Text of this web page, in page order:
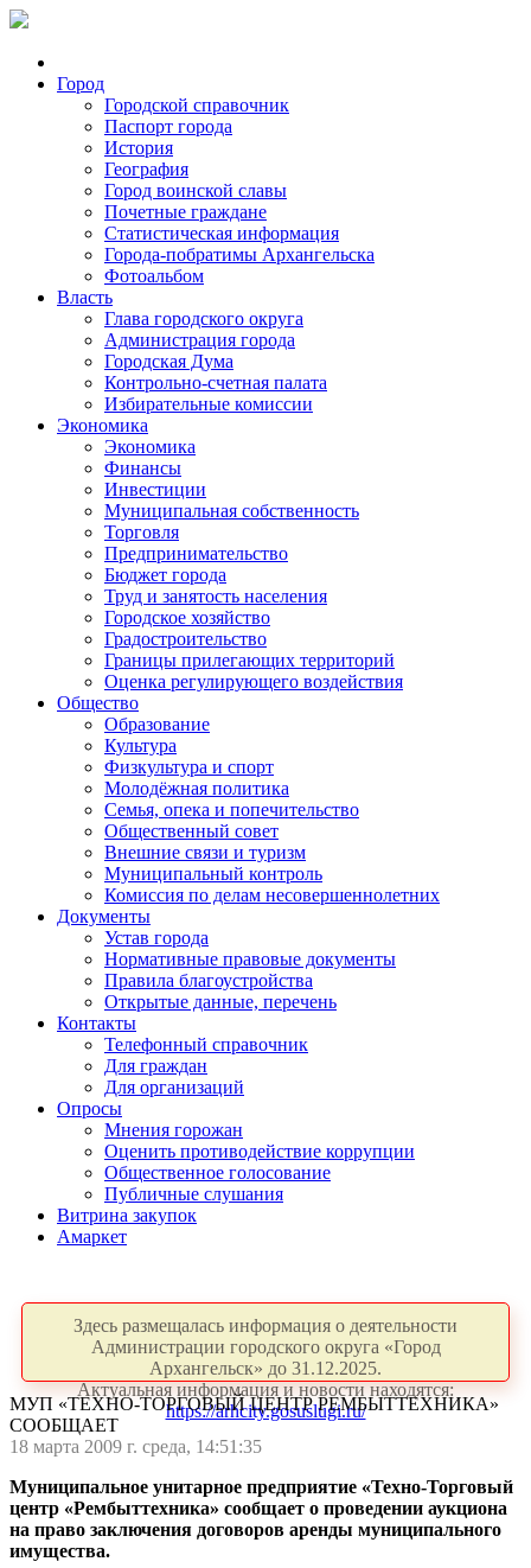
Город
Городской справочник
Паспорт города
История
География
Город воинской славы
Почетные граждане
Статистическая информация
Города-побратимы Архангельска
Фотоальбом
Власть
Глава городского округа
Администрация города
Городская Дума
Контрольно-счетная палата
Избирательные комиссии
Экономика
Экономика
Финансы
Инвестиции
Муниципальная собственность
Торговля
Предпринимательство
Бюджет города
Труд и занятость населения
Городское хозяйство
Градостроительство
Границы прилегающих территорий
Оценка регулирующего воздействия
Общество
Образование
Культура
Физкультура и спорт
Молодёжная политика
Семья, опека и попечительство
Общественный совет
Внешние связи и туризм
Муниципальный контроль
Комиссия по делам несовершеннолетних
Документы
Устав города
Нормативные правовые документы
Правила благоустройства
Открытые данные, перечень
Контакты
Телефонный справочник
Для граждан
Для организаций
Опросы
Мнения горожан
Оценить противодействие коррупции
Общественное голосование
Публичные слушания
Витрина закупок
Амаркет
Здесь размещалась информация о деятельности
Администрации городского округа «Город
Архангельск» до 31.12.2025.
Актуальная информация и новости находятся:
https://arhcity.gosuslugi.ru/
МУП «ТЕХНО-ТОРГОВЫЙ ЦЕНТР РЕМБЫТТЕХНИКА»
СООБЩАЕТ
18 марта 2009 г. среда, 14:51:35
Муниципальное унитарное предприятие «Техно-Торговый
центр «Рембыттехника» сообщает о проведении аукциона
на право заключения договоров аренды муниципального
имущества.